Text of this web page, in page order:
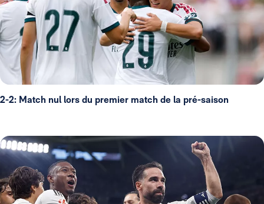
2-2: Match nul lors du premier match de la pré-saison